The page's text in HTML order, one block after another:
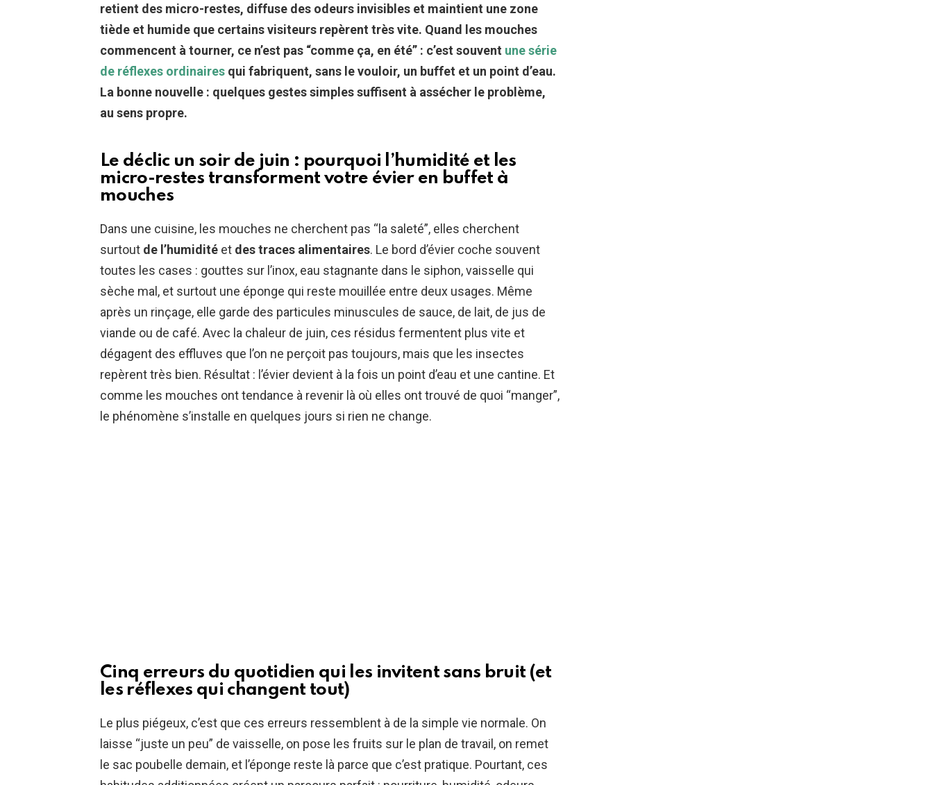
retient des micro-restes, diffuse des odeurs invisibles et maintient une zone
tiède et humide que certains visiteurs repèrent très vite. Quand les mouches
commencent à tourner, ce n’est pas “comme ça, en été” : c’est souvent une série
de réflexes ordinaires qui fabriquent, sans le vouloir, un buffet et un point d’eau.
La bonne nouvelle : quelques gestes simples suffisent à assécher le problème,
au sens propre.
Le déclic un soir de juin : pourquoi l’humidité et les
micro-restes transforment votre évier en buffet à
mouches
Dans une cuisine, les mouches ne cherchent pas “la saleté”, elles cherchent
surtout de l’humidité et des traces alimentaires. Le bord d’évier coche souvent
toutes les cases : gouttes sur l’inox, eau stagnante dans le siphon, vaisselle qui
sèche mal, et surtout une éponge qui reste mouillée entre deux usages. Même
après un rinçage, elle garde des particules minuscules de sauce, de lait, de jus de
viande ou de café. Avec la chaleur de juin, ces résidus fermentent plus vite et
dégagent des effluves que l’on ne perçoit pas toujours, mais que les insectes
repèrent très bien. Résultat : l’évier devient à la fois un point d’eau et une cantine. Et
comme les mouches ont tendance à revenir là où elles ont trouvé de quoi “manger”,
le phénomène s’installe en quelques jours si rien ne change.
Cinq erreurs du quotidien qui les invitent sans bruit (et
les réflexes qui changent tout)
Le plus piégeux, c’est que ces erreurs ressemblent à de la simple vie normale. On
laisse “juste un peu” de vaisselle, on pose les fruits sur le plan de travail, on remet
le sac poubelle demain, et l’éponge reste là parce que c’est pratique. Pourtant, ces